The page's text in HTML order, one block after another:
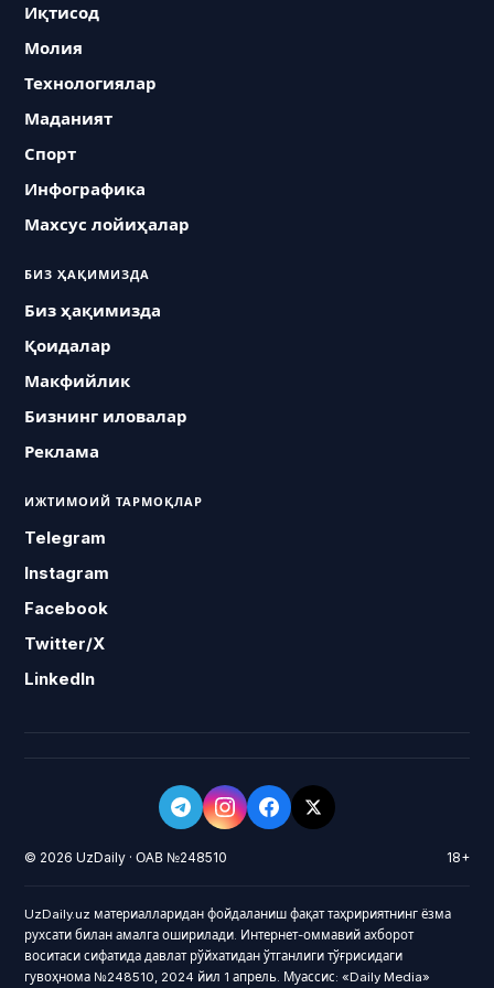
Иқтисод
Молия
Технологиялар
Маданият
Спорт
Инфографика
Махсус лойиҳалар
БИЗ ҲАҚИМИЗДА
Биз ҳақимизда
Қоидалар
Макфийлик
Бизнинг иловалар
Реклама
ИЖТИМОИЙ ТАРМОҚЛАР
Telegram
Instagram
Facebook
Twitter/X
LinkedIn
© 2026 UzDaily · ОАВ №248510 18+
UzDaily.uz материалларидан фойдаланиш фақат таҳририятнинг ёзма
рухсати билан амалга оширилади. Интернет-оммавий ахборот
воситаси сифатида давлат рўйхатидан ўтганлиги тўғрисидаги
гувоҳнома №248510, 2024 йил 1 апрель. Муассис: «Daily Media»